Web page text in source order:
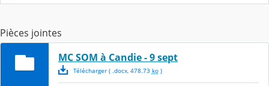
Pièces jointes
MC SOM à Candie - 9 sept
Télécharger( .docx, 478.73 ko)